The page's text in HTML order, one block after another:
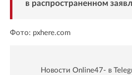
в распространенном
Фото: pxhere.com
Новости Online47- в